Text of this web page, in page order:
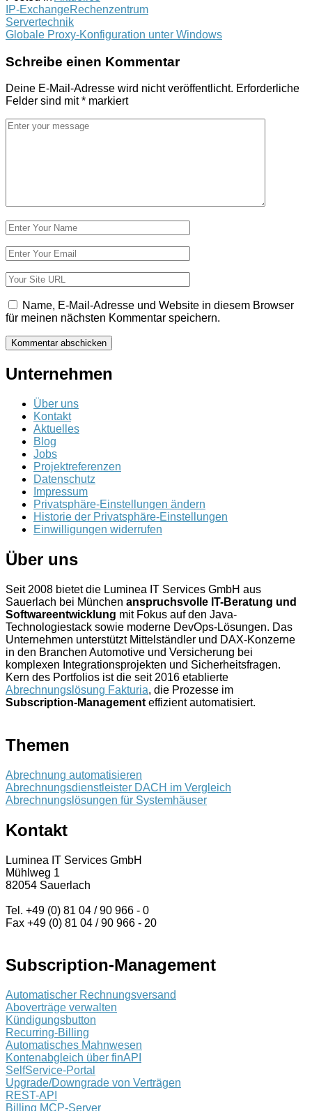
IP-ExchangeRechenzentrum
Post
navigation
Servertechnik
Globale Proxy-Konfiguration unter Windows
Schreibe einen Kommentar
Deine E-Mail-Adresse wird nicht veröffentlicht. Erforderliche
Felder sind mit* markiert
Kommentar
Name
*
E-
Mail-
Adresse
*
Website
Name, E-Mail-Adresse und Website in diesem Browser
für meinen nächsten Kommentar speichern.
Unternehmen
Über uns
Kontakt
Aktuelles
Blog
Jobs
Projektreferenzen
Datenschutz
Impressum
Privatsphäre-Einstellungen ändern
Historie der Privatsphäre-Einstellungen
Einwilligungen widerrufen
Über uns
Seit 2008 bietet die Luminea IT Services GmbH aus
Sauerlach bei München anspruchsvolle IT-Beratung und
Softwareentwicklung mit Fokus auf den Java-
Technologiestack sowie moderne DevOps-Lösungen. Das
Unternehmen unterstützt Mittelständler und DAX-Konzerne
in den Branchen Automotive und Versicherung bei
komplexen Integrationsprojekten und Sicherheitsfragen.
Kern des Portfolios ist die seit 2016 etablierte
Abrechnungslösung Fakturia, die Prozesse im
Subscription-Management effizient automatisiert.
Themen
Abrechnung automatisieren
Abrechnungsdienstleister DACH im Vergleich
Abrechnungslösungen für Systemhäuser
Kontakt
Luminea IT Services GmbH
Mühlweg 1
82054 Sauerlach
Tel. +49 (0) 81 04 / 90 966 - 0
Fax +49 (0) 81 04 / 90 966 - 20
Subscription-Management
Automatischer Rechnungsversand
Aboverträge verwalten
Kündigungsbutton
Recurring-Billing
Automatisches Mahnwesen
Kontenabgleich über finAPI
SelfService-Portal
Upgrade/Downgrade von Verträgen
REST-API
Billing MCP-Server